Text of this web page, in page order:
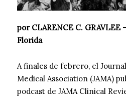
por CLARENCE C. GRAVLEE
Florida
A finales de febrero, el
Medical Association (JAMA)
podcast de JAMA Clinical